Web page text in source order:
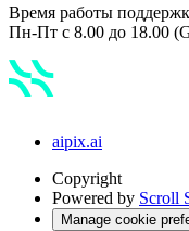
Время работы
Пн-Пт с 8.00 до 18.00
aipix.ai
Copyright
Powered by Scroll
Manage cookie